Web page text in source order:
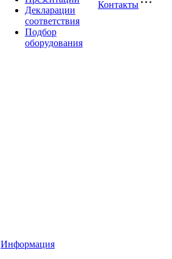
Декларации
соответствия
Подбор
оборудования
Контакты
Информация